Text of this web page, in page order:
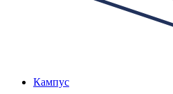
Кампус